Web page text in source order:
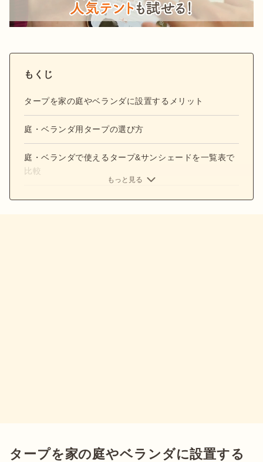
もくじ
タープを家の庭やベランダに設置するメリット
庭・ベランダ用タープの選び方
庭・ベランダで使えるタープ&サンシェードを一覧表で
比較
もっと見る
タープを家の庭やベランダに設置する